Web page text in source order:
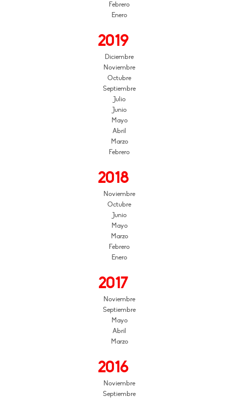
Febrero
Enero
2019
Diciembre
Noviembre
Octubre
Septiembre
Julio
Junio
Mayo
Abril
Marzo
Febrero
2018
Noviembre
Octubre
Junio
Mayo
Marzo
Febrero
Enero
2017
Noviembre
Septiembre
Mayo
Abril
Marzo
2016
Noviembre
Septiembre